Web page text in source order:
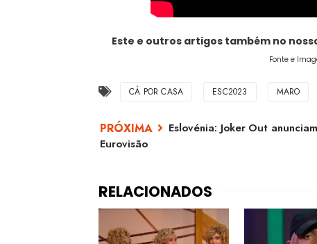
Este e outros artigos também no
Fonte e
CÁ POR CASA ESC2023 MARO
Eslovénia: Joker Out
Eurovisão